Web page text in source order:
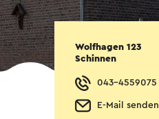
Wolfhagen 123
Schinnen
043-4559075
E-Mail senden